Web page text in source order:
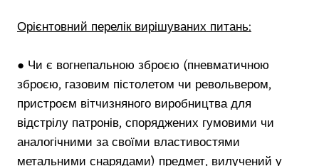
Орієнтовний перелік вирішуваних питань:
● Чи є вогнепальною зброєю (пневматичною
зброєю, газовим пістолетом чи револьвером,
пристроєм вітчизняного виробництва для
відстрілу патронів, споряджених гумовими чи
аналогічними за своїми властивостями